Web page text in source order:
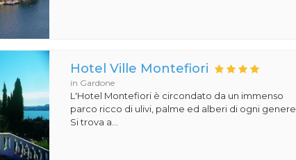
Hotel Ville Montefiori
in Gardone
L'Hotel Montefiori è circondato da un immenso
parco ricco di ulivi, palme ed alberi di ogni genere.
Si trova a...